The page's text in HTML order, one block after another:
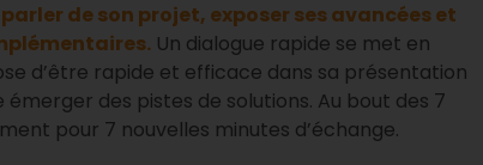
de son projet, exposer ses avancées et
Un dialogue rapide se met en
d’être rapide et efficace dans sa présentation
des pistes de solutions. Au bout des 7
pour 7 nouvelles minutes d’échange.